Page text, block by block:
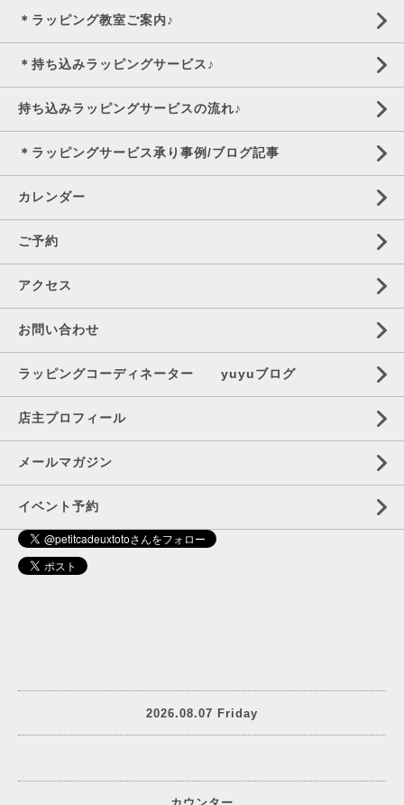
＊ラッピング教室ご案内♪
＊持ち込みラッピングサービス♪
持ち込みラッピングサービスの流れ♪
＊ラッピングサービス承り事例/ブログ記事
カレンダー
ご予約
アクセス
お問い合わせ
ラッピングコーディネーター yuyuブログ
店主プロフィール
メールマガジン
イベント予約
2026.08.07 Friday